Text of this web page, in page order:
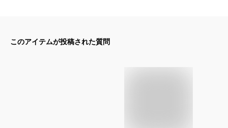
このアイテムが投稿された質問